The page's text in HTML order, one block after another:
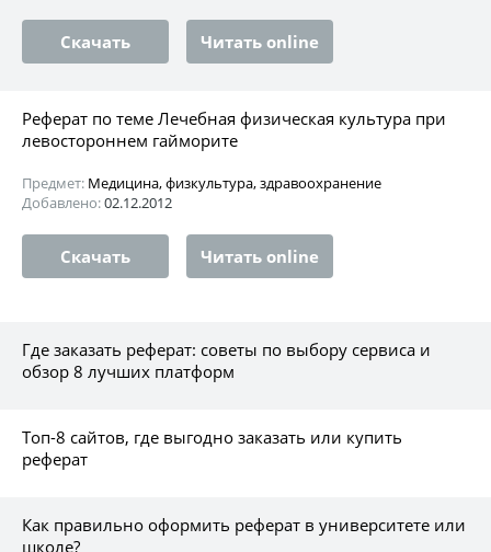
Скачать Читать online
Реферат по теме Лечебная физическая культура при
левостороннем гайморите
Предмет: Медицина, физкультура, здравоохранение
Добавлено:02.12.2012
Скачать Читать online
Где заказать реферат: советы по выбору сервиса и
обзор 8 лучших платформ
Топ-8 сайтов, где выгодно заказать или купить
реферат
Как правильно оформить реферат в университете или
школе?